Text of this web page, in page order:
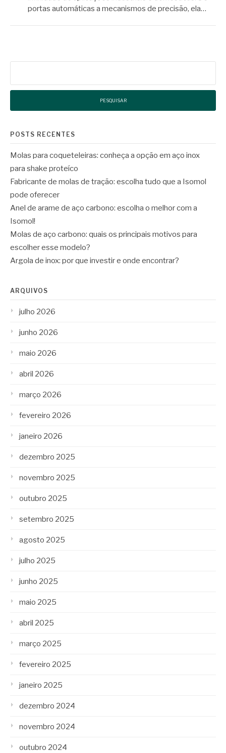
portas automáticas a mecanismos de precisão, ela…
POSTS RECENTES
Molas para coqueteleiras: conheça a opção em aço inox
para shake proteíco
Fabricante de molas de tração: escolha tudo que a Isomol
pode oferecer
Anel de arame de aço carbono: escolha o melhor com a
Isomol!
Molas de aço carbono: quais os principais motivos para
escolher esse modelo?
Argola de inox: por que investir e onde encontrar?
ARQUIVOS
julho 2026
junho 2026
maio 2026
abril 2026
março 2026
fevereiro 2026
janeiro 2026
dezembro 2025
novembro 2025
outubro 2025
setembro 2025
agosto 2025
julho 2025
junho 2025
maio 2025
abril 2025
março 2025
fevereiro 2025
janeiro 2025
dezembro 2024
novembro 2024
outubro 2024